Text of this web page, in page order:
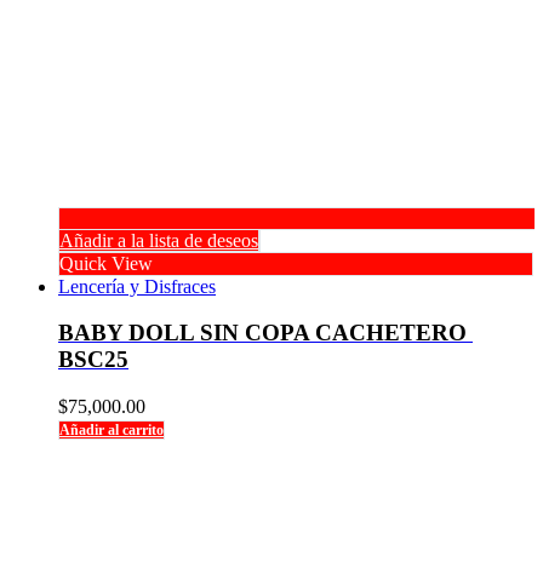
Añadir a la lista de deseos
Quick View
Lencería y Disfraces
BABY DOLL SIN COPA CACHETERO
BSC25
$75,000.00
Añadir al carrito